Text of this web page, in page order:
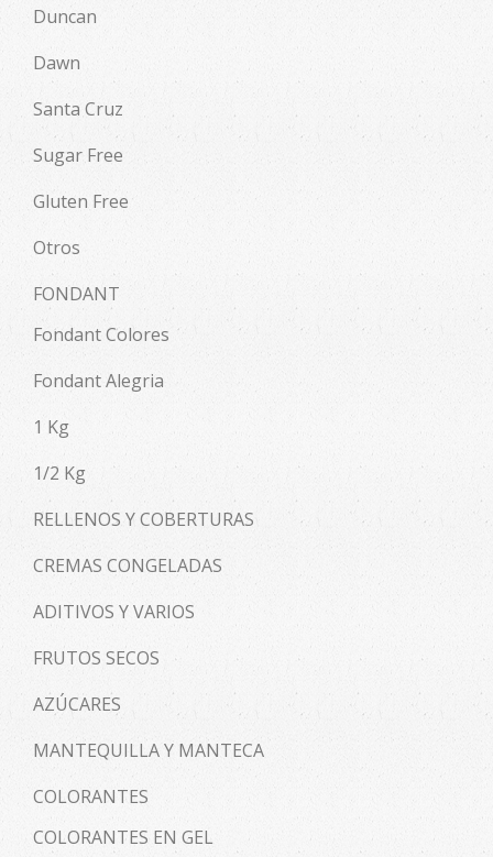
Duncan
Dawn
Santa Cruz
Sugar Free
Gluten Free
Otros
FONDANT
Fondant Colores
Fondant Alegria
1 Kg
1/2 Kg
RELLENOS Y COBERTURAS
CREMAS CONGELADAS
ADITIVOS Y VARIOS
FRUTOS SECOS
AZÚCARES
MANTEQUILLA Y MANTECA
COLORANTES
COLORANTES EN GEL